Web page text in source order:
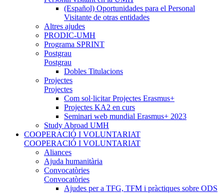
(Español) Oportunidades para el Personal
Visitante de otras entidades
Altres ajudes
PRODIC-UMH
Programa SPRINT
Postgrau
Postgrau
Dobles Titulacions
Projectes
Projectes
Com sol·licitar Projectes Erasmus+
Projectes KA2 en curs
Seminari web mundial Erasmus+ 2023
Study Abroad UMH
COOPERACIÓ I VOLUNTARIAT
COOPERACIÓ I VOLUNTARIAT
Aliances
Ajuda humanitària
Convocatòries
Convocatòries
Ajudes per a TFG, TFM i pràctiques sobre ODS